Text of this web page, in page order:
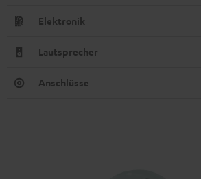
Elektronik
Lautsprecher
Anschlüsse